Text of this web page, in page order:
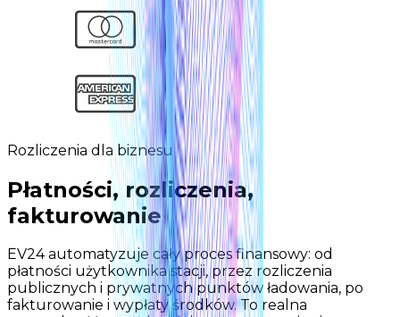
Rozliczenia dla biznesu
Płatności, rozliczenia,
fakturowanie
EV24 automatyzuje cały proces finansowy: od
płatności użytkownika stacji, przez rozliczenia
publicznych i prywatnych punktów ładowania, po
fakturowanie i wypłaty środków. To realna